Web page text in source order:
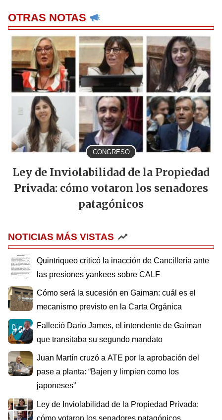
OTRAS NOTAS
CONGRESO
Ley de Inviolabilidad de la Propiedad
Privada: cómo votaron los senadores
patagónicos
NOTICIAS MÁS VISTAS
Quintriqueo criticó la inacción de Cancillería ante
las presiones yankees sobre CALF
Cómo será la sucesión en Gaiman: cuál es el
mecanismo previsto en la Carta Orgánica
Falleció Darío James, el intendente de Gaiman
que transitaba su segundo mandato
Juan Martín cruzó a ATE por la aprobación del
pase a planta: “Bajen y limpien como los
japoneses”
Ley de Inviolabilidad de la Propiedad Privada:
cómo votaron los senadores patagónicos